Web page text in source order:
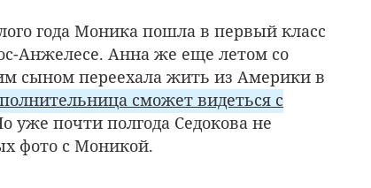
года Моника пошла в первый класс
Анжелесе. Анна же еще летом со
сыном переехала жить из Америки в
сможет видеться с
уже почти полгода Седокова не
фото с Моникой.